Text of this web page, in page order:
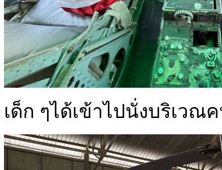
เด็ก ๆได้เข้าไปนั่งบริเว